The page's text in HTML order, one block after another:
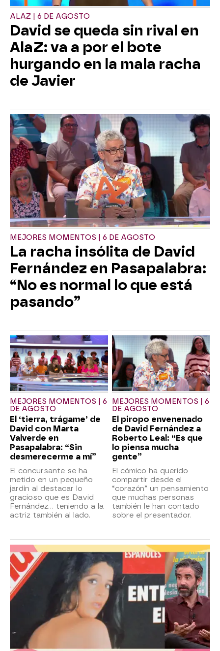
ALAZ | 6 DE AGOSTO
David se queda sin rival en
AlaZ: va a por el bote
hurgando en la mala racha
de Javier
MEJORES MOMENTOS | 6 DE AGOSTO
La racha insólita de David
Fernández en Pasapalabra:
“No es normal lo que está
pasando”
MEJORES MOMENTOS | 6
DE AGOSTO
El ‘tierra, trágame’ de
David con Marta
Valverde en
Pasapalabra: “Sin
desmerecerme a mí”
El concursante se ha
metido en un pequeño
jardín al destacar lo
gracioso que es David
Fernández… teniendo a la
actriz también al lado.
MEJORES MOMENTOS | 6
DE AGOSTO
El piropo envenenado
de David Fernández a
Roberto Leal: “Es que
lo piensa mucha
gente”
El cómico ha querido
compartir desde el
“corazón” un pensamiento
que muchas personas
también le han contado
sobre el presentador.